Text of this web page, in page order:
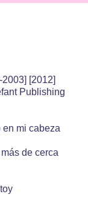
[2012]
Publishing
en mi cabeza
de cerca